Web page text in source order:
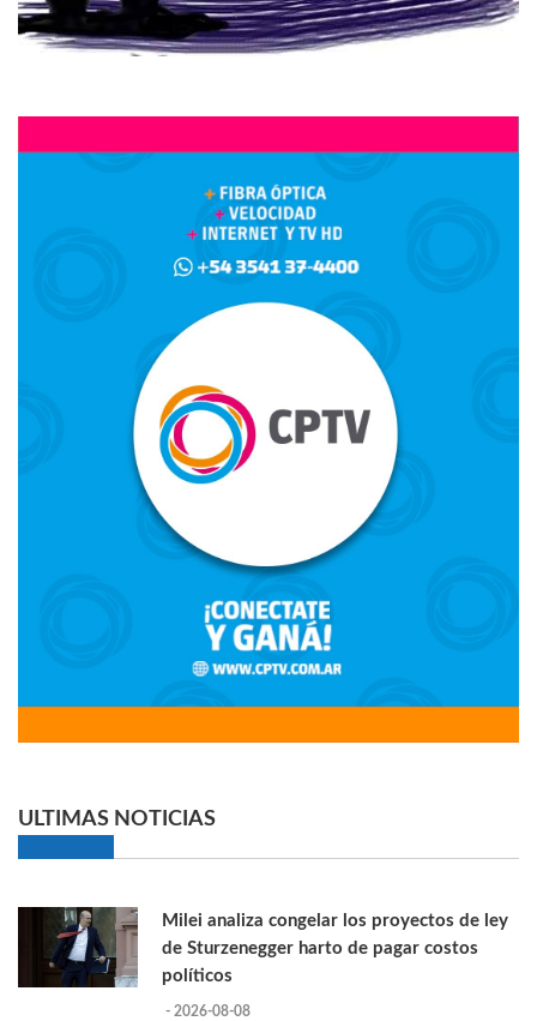
ULTIMAS NOTICIAS
Milei analiza congelar los proyectos de ley
de Sturzenegger harto de pagar costos
políticos
- 2026-08-08